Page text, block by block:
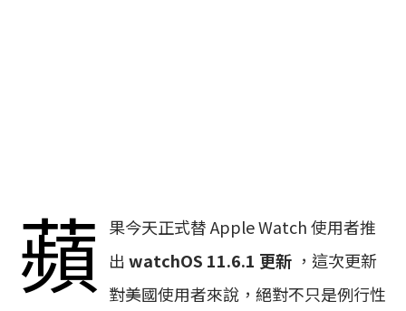
蘋
果今天正式替 Apple Watch 使用者推
出watchOS 11.6.1 更新 ，這次更新
對美國使用者來說，絕對不只是例行性